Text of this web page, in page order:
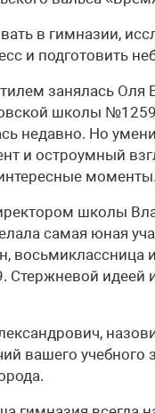
в гимназии,
и подготовить
занялась Оля
школы
недавно. Но
и остроумный
моменты.
школы
самая юная
восьмиклассница
идеей
вашего учебного